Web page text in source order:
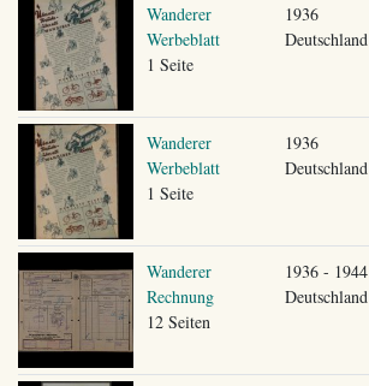
Wanderer
Werbeblatt
1 Seite
1936
Deutschland
Wanderer
Werbeblatt
1 Seite
1936
Deutschland
Wanderer
Rechnung
12 Seiten
1936 - 1944
Deutschland